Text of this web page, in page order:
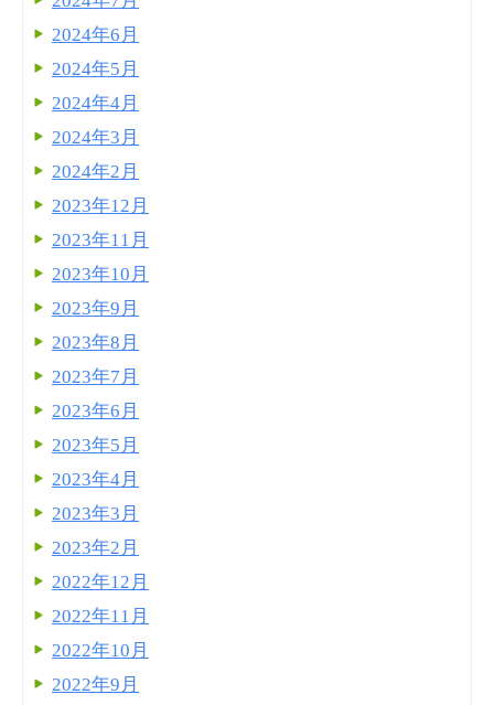
2024年6月
2024年5月
2024年4月
2024年3月
2024年2月
2023年12月
2023年11月
2023年10月
2023年9月
2023年8月
2023年7月
2023年6月
2023年5月
2023年4月
2023年3月
2023年2月
2022年12月
2022年11月
2022年10月
2022年9月